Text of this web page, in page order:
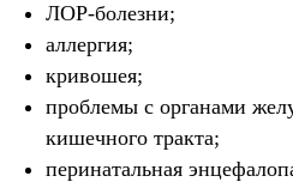
ЛОР-болезни;
аллергия;
кривошея;
проблемы с органами
кишечного тракта;
перинатальная